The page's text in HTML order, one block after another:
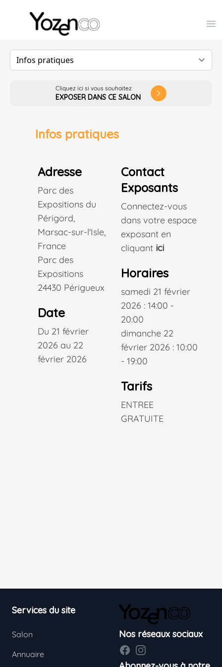
Yozenco - Organisateur de Salons, Evénements et
Cliquez ici si vous souhaitez
EXPOSER DANS CE SALON arrow_forward_ios
Infos pratiques
Adresse
Parc des
Expositions du
Périgord,
Marsac-sur-l'Isle,
France
Parc des
Expositions
24430 Périgueux
Date
Du 21 février
2026 au 22
février 2026
Contact
Exposants
Connectez-vous
dans votre espace
exposant en
cliquant ici
Horaires
samedi 21 février
2026 : 14:00 -
20:00
dimanche 22
février 2026 : 10:00
- 19:00
Tarifs
ENTREE
GRATUITE
Services du site
Salon
Annuaire
Nos réseaux sociaux
FacebookInstagram